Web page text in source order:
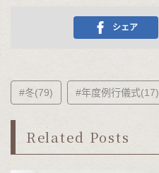
シェア
#冬(79) #年度例行儀式(17)
Related Posts